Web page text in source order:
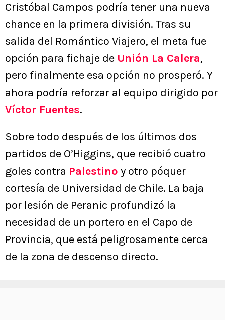
Cristóbal Campos podría tener una nueva
chance en la primera división. Tras su
salida del Romántico Viajero, el meta fue
opción para fichaje de Unión La Calera,
pero finalmente esa opción no prosperó. Y
ahora podría reforzar al equipo dirigido por
Víctor Fuentes.
Sobre todo después de los últimos dos
partidos de O’Higgins, que recibió cuatro
goles contra Palestino y otro póquer
cortesía de Universidad de Chile. La baja
por lesión de Peranic profundizó la
necesidad de un portero en el Capo de
Provincia, que está peligrosamente cerca
de la zona de descenso directo.